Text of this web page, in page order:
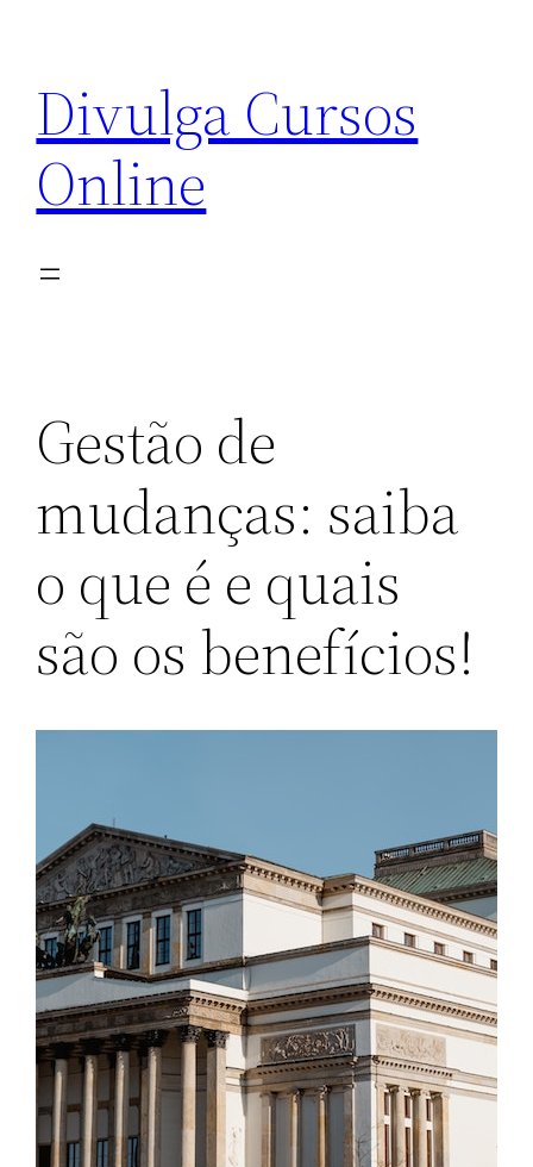
conteúdo
Divulga Cursos
Online
Gestão de
mudanças: saiba
o que é e quais
são os benefícios!